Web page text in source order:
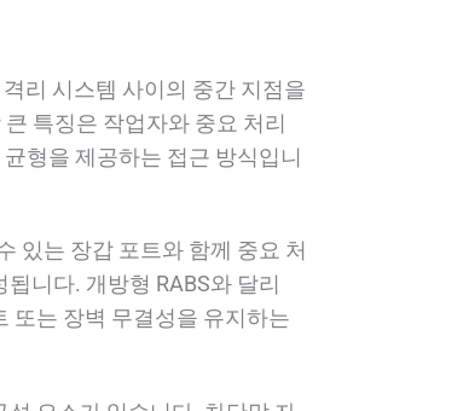
리 시스템 사이의 중간 지점을
특징은 작업자와 중요 처리
형을 제공하는 접근 방식입니
있는 장갑 포트와 함께 중요 처
니다. 개방형 RABS와 달리
또는 장벽 무결성을 유지하는